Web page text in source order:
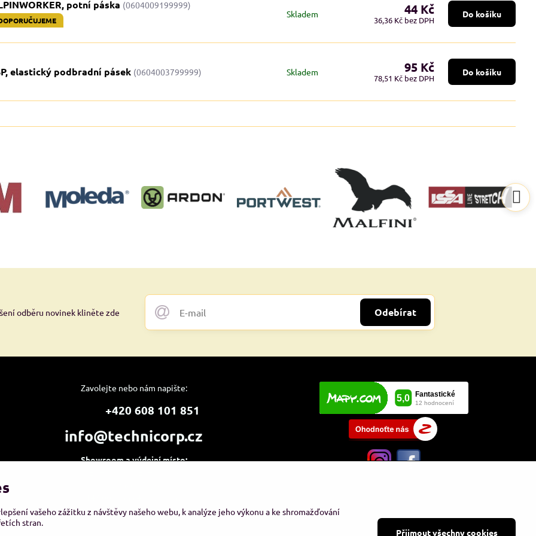
potní páska (0604009199999)
Skladem 44 Kč
36,36 Kč bez DPH
Do košíku
elastický podbradní pásek (0604003799999) Skladem 95 Kč
78,51 Kč bez DPH
Do košíku
Odebírat
odběru novinek kliněte zde
Zavolejte nebo nám napište:
+420 608 101 851
info@technicorp.cz
Showroom a výdejní místo:
vašeho zážitku z návštěvy našeho webu, k analýze jeho výkonu a ke shromažďování
stran.
Přijmout všechny cookies